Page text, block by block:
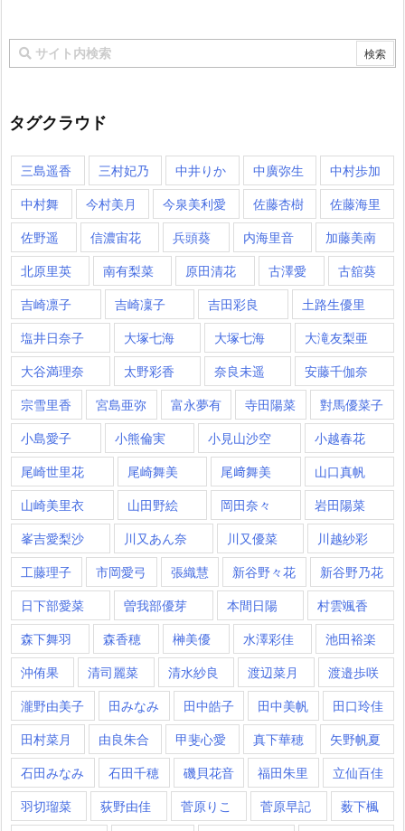
タグクラウド
三島遥香 三村妃乃 中井りか 中廣弥生 中村歩加
中村舞 今村美月 今泉美利愛 佐藤杏樹 佐藤海里
佐野遥 信濃宙花 兵頭葵 内海里音 加藤美南
北原里英 南有梨菜 原田清花 古澤愛 古舘葵
吉崎凛子 吉崎凜子 吉田彩良 土路生優里
塩井日奈子 大塚七海 大塚七海​ 大滝友梨亜
大谷満理奈 太野彩香 奈良未遥 安藤千伽奈
宗雪里香 宮島亜弥 富永夢有 寺田陽菜 對馬優菜子
小島愛子 小熊倫実 小見山沙空 小越春花
尾崎世里花 尾崎舞美 尾﨑舞美 山口真帆
山崎美里衣 山田野絵 岡田奈々 岩田陽菜
峯吉愛梨沙 川又あん奈 川又優菜 川越紗彩
工藤理子 市岡愛弓 張織慧 新谷野々花 新谷野乃花
日下部愛菜 曽我部優芽 本間日陽 村雲颯香
森下舞羽 森香穂 榊美優 水澤彩佳 池田裕楽
沖侑果 清司麗菜 清水紗良 渡辺菜月 渡邉歩咲
瀧野由美子 田みなみ 田中皓子 田中美帆 田口玲佳
田村菜月 由良朱合 甲斐心愛 真下華穂 矢野帆夏
石田みなみ 石田千穂 磯貝花音 福田朱里 立仙百佳
羽切瑠菜 荻野由佳 菅原りこ 菅原早記 薮下楓